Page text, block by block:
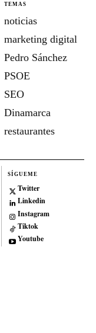
TEMAS
noticias
marketing digital
Pedro Sánchez
PSOE
SEO
Dinamarca
restaurantes
SÍGUEME
Twitter
Linkedin
Instagram
Tiktok
Youtube